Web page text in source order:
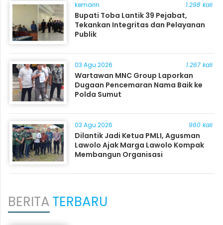
kemarin 1.298 kali
Bupati Toba Lantik 39 Pejabat,
Tekankan Integritas dan Pelayanan
Publik
03 Agu 2026 1.267 kali
Wartawan MNC Group Laporkan
Dugaan Pencemaran Nama Baik ke
Polda Sumut
03 Agu 2026 960 kali
Dilantik Jadi Ketua PMLI, Agusman
Lawolo Ajak Marga Lawolo Kompak
Membangun Organisasi
BERITATERBARU